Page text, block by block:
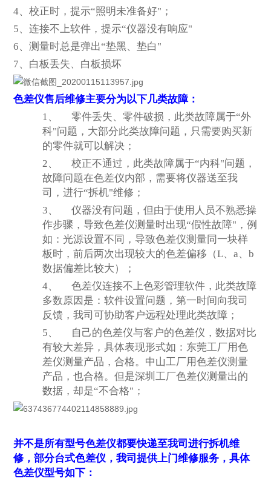
4、校正时，提示“照明未准备好"；
5、连接不上软件，提示“仪器没有响应"
6、测量时总是弹出“垫黑、垫白"
7、白板丢失、白板损坏
色差仪售后维修主要分为以下几类故障：
1、
零件丢失、零件破损，此类故障属于“外
科"问题，大部分此类故障问题，只需要购买新
的零件就可以解决；
2、
校正不通过，此类故障属于“内科"问题，
故障问题在色差仪内部，需要将仪器送至我
司，进行“拆机"维修；
3、
仪器没有问题，但由于使用人员不熟悉操
作步骤，导致色差仪测量时出现“假性故障"，例
如：光源设置不同，导致色差仪测量同一块样
板时，前后两次出现较大的色差偏移（L、a、b
数据偏差比较大）；
4、
色差仪连接不上色彩管理软件，此类故障
多数原因是：软件设置问题，第一时间向我司
反馈 ，我司可协助客户远程处理此类故障；
5、
自己的色差仪与客户的色差仪，数据对比
有较大差异，具体表现形式如：东莞工厂用色
差仪测量产品，合格。中山工厂用色差仪测量
产品，也合格。但是深圳工厂色差仪测量出的
数据，却是“不合格"；
并不是所有型号色差仪都要快递至我司进行拆机维
修，部分台式色差仪，我司提供上门维修服务，具体
色差仪型号如下：